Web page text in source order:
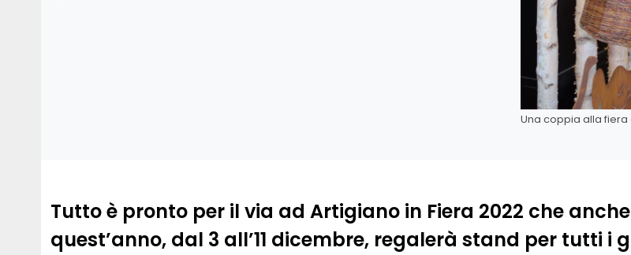
Una coppia alla
Tutto è pronto per il via ad Artigiano in Fiera 2022 che anche
quest’anno, dal 3 all’11 dicembre, regalerà stand per tutti i